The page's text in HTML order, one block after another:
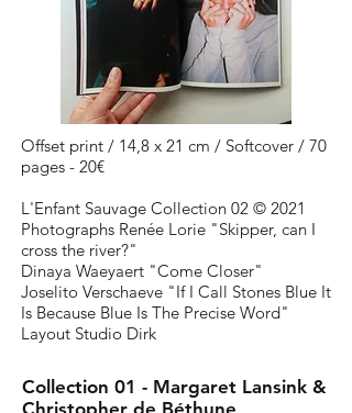
Offset print / 14,8 x 21 cm / Softcover / 70
pages - 20€
L'Enfant Sauvage Collection 02 © 2021
Photographs Renée Lorie "Skipper, can I
cross the river?"
Dinaya Waeyaert "Come Closer"
Joselito Verschaeve "If I Call Stones Blue It
Is Because Blue Is The Precise Word"
Layout Studio Dirk
Collection 01 - Margaret Lansink &
Christopher de Béthune